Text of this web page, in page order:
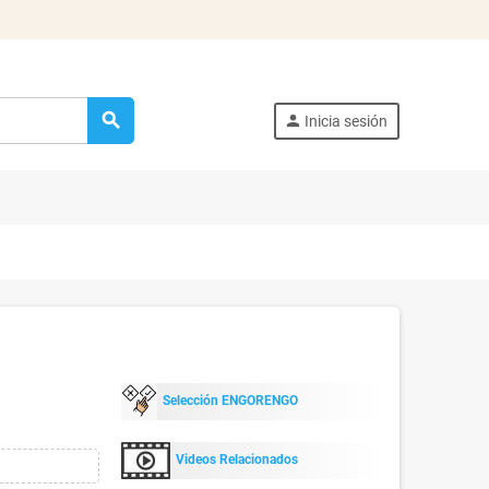
search person Inicia sesión
Selección ENGORENGO
Videos Relacionados